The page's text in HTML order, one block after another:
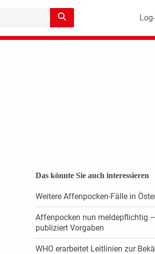
Das könnte Sie auch interessieren
Weitere Affenpocken-Fälle in
Affenpocken nun meldepflichtig
publiziert Vorgaben
WHO erarbeitet Leitlinien zur